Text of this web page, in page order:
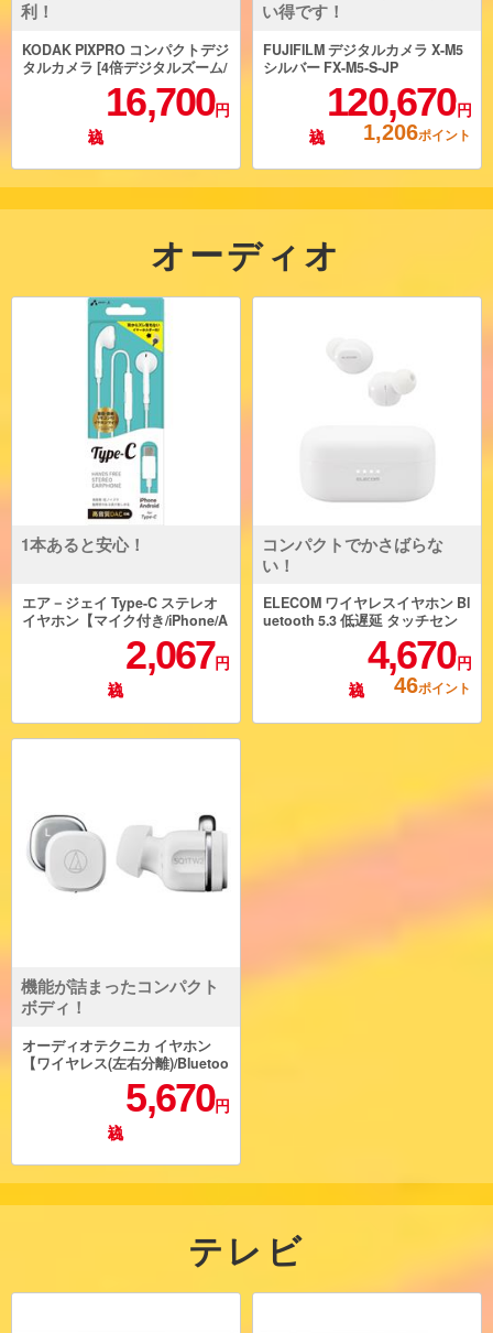
利！
KODAK PIXPRO コンパクトデジ
タルカメラ [4倍デジタルズーム/
自撮りモニター/ブラック] C1BK
16,700円
い得です！
FUJIFILM デジタルカメラ X-M5
シルバー FX-M5-S-JP
120,670 円
1,206ポイント
オーディオ
1本あると安心！
エア－ジェイ Type-C ステレオ
イヤホン【マイク付き/iPhone/A
ndroid for Type-C/インナーイヤ
ー型/DAC搭載/ホワイト】 HACE
2,067円
コンパクトでかさばらな
い！
ELECOM ワイヤレスイヤホン Bl
uetooth 5.3 低遅延 タッチセン
サー 超小型 AAC対応 密閉型 Ty
pe‐C充電 ホワイト LBT-TWS16
4,670 円
46ポイント
機能が詰まったコンパクト
ボディ！
オーディオテクニカ イヤホン
【ワイヤレス(左右分離)/Bluetoo
th/Qi充電対応/タイマー機能/マ
ルチポイント/IPX5/ホワイト】 A
TH-SQ1TW2-WH5,670円
テレビ